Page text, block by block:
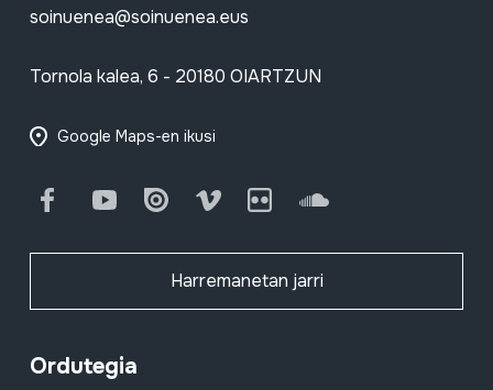
soinuenea@soinuenea.eus
Tornola kalea, 6 - 20180 OIARTZUN
Google Maps-en ikusi
FacebookYoutube Issuu Vimeo Flickr SoundCloud
Harremanetan jarri
Ordutegia